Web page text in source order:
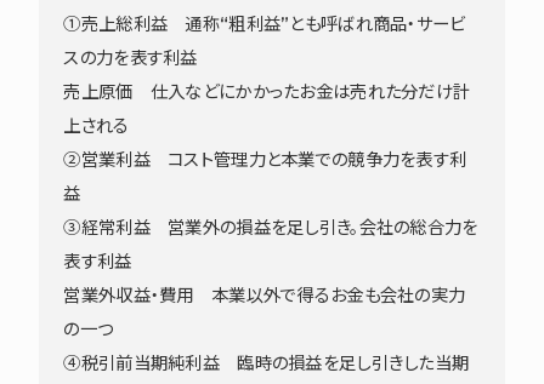
①売上総利益 通称“粗利益”とも呼ばれ商品・サービ
スの力を表す利益
売上原価 仕入などにかかったお金は売れた分だけ計
上される
②営業利益 コスト管理力と本業での競争力を表す利
益
③経常利益 営業外の損益を足し引き。会社の総合力を
表す利益
営業外収益・費用 本業以外で得るお金も会社の実力
の一つ
④税引前当期純利益 臨時の損益を足し引きした当期